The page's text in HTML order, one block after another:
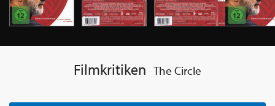
Filmkritiken The Circle